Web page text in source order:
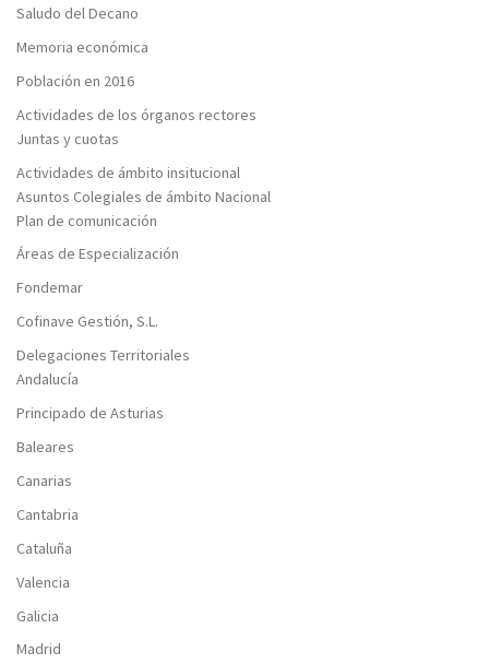
Saludo del Decano
Memoria económica
Población en 2016
Actividades de los órganos rectores
Juntas y cuotas
Actividades de ámbito insitucional
Asuntos Colegiales de ámbito Nacional
Plan de comunicación
Áreas de Especialización
Fondemar
Cofinave Gestión, S.L.
Delegaciones Territoriales
Andalucía
Principado de Asturias
Baleares
Canarias
Cantabria
Cataluña
Valencia
Galicia
Madrid